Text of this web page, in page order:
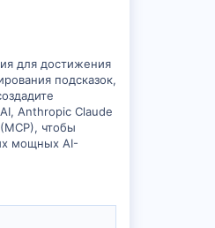
для достижения
подсказок,
Anthropic Claude
чтобы
мощных AI-